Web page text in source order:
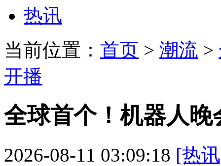
热讯
当前位置： 首页 > 潮流 >
开播
全球首个！机器人晚
2026-08-11 03:09:18 [热